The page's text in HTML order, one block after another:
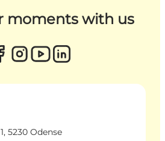
moments with us
5230 Odense